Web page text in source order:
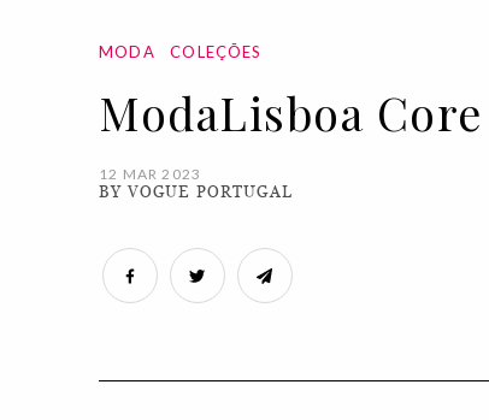
MODA COLEÇÕES
ModaLisboa
12 MAR 2023
BY VOGUE PORTUGAL